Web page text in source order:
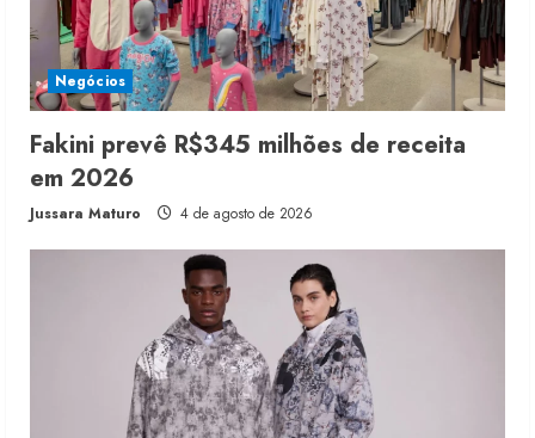
Negócios
Fakini prevê R$345 milhões de receita
em 2026
Jussara Maturo 4 de agosto de 2026